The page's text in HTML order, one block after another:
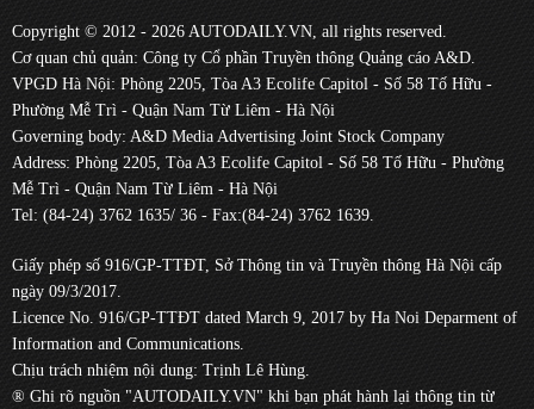
Copyright © 2012 - 2026 AUTODAILY.VN, all rights reserved.
Cơ quan chủ quản: Công ty Cổ phần Truyền thông Quảng cáo A&D.
VPGD Hà Nội: Phòng 2205, Tòa A3 Ecolife Capitol - Số 58 Tố Hữu -
Phường Mễ Trì - Quận Nam Từ Liêm - Hà Nội
Governing body: A&D Media Advertising Joint Stock Company
Address: Phòng 2205, Tòa A3 Ecolife Capitol - Số 58 Tố Hữu - Phường
Mễ Trì - Quận Nam Từ Liêm - Hà Nội
Tel: (84-24) 3762 1635/ 36 - Fax:(84-24) 3762 1639.
Giấy phép số 916/GP-TTĐT, Sở Thông tin và Truyền thông Hà Nội cấp
ngày 09/3/2017.
Licence No. 916/GP-TTĐT dated March 9, 2017 by Ha Noi Deparment of
Information and Communications.
Chịu trách nhiệm nội dung: Trịnh Lê Hùng.
® Ghi rõ nguồn "AUTODAILY.VN" khi bạn phát hành lại thông tin từ